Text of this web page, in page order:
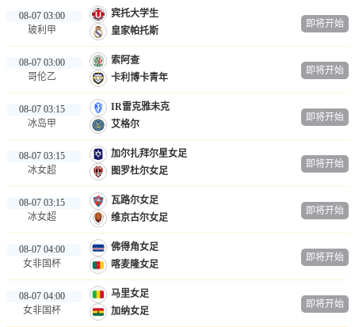
08-07 03:00
玻利甲
宾托大学生
皇家帕托斯
即将开始
08-07 03:00
哥伦乙
索阿查
卡利博卡青年
即将开始
08-07 03:15
冰岛甲
IR雷克雅未克
艾格尔
即将开始
08-07 03:15
冰女超
加尔扎拜尔星女足
图罗杜尔女足
即将开始
08-07 03:15
冰女超
瓦路尔女足
维京古尔女足
即将开始
08-07 04:00
女非国杯
佛得角女足
喀麦隆女足
即将开始
08-07 04:00
女非国杯
马里女足
加纳女足
即将开始